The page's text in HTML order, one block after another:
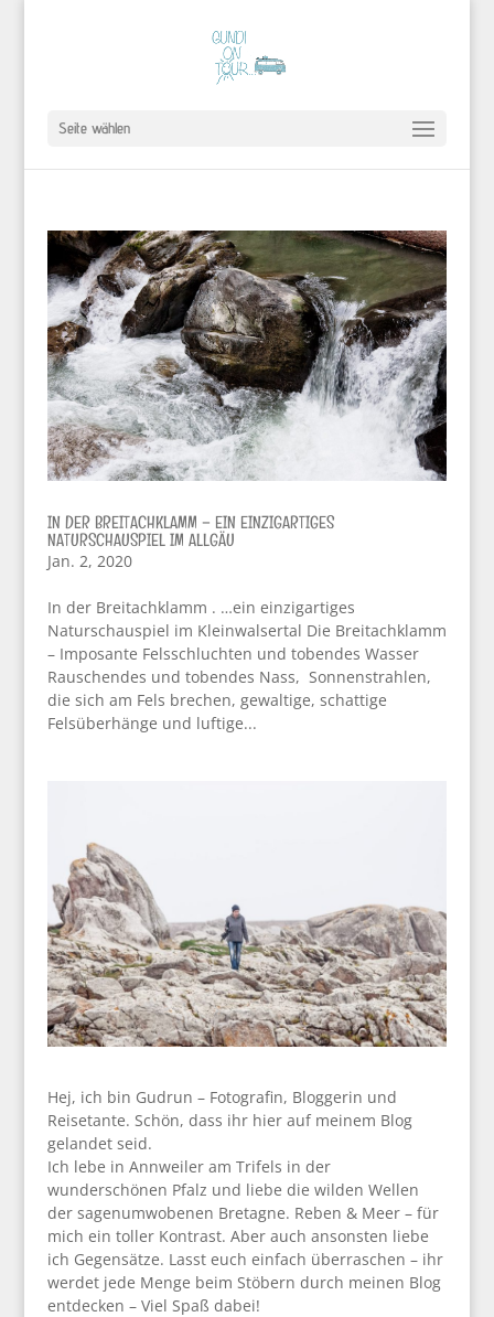
Seite wählen
IN DER BREITACHKLAMM – EIN EINZIGARTIGES
NATURSCHAUSPIEL IM ALLGÄU
Jan. 2, 2020
In der Breitachklamm . …ein einzigartiges
Naturschauspiel im Kleinwalsertal Die Breitachklamm
– Imposante Felsschluchten und tobendes Wasser
Rauschendes und tobendes Nass, Sonnenstrahlen,
die sich am Fels brechen, gewaltige, schattige
Felsüberhänge und luftige...
Hej, ich bin Gudrun – Fotografin, Bloggerin und
Reisetante. Schön, dass ihr hier auf meinem Blog
gelandet seid.
Ich lebe in Annweiler am Trifels in der
wunderschönen Pfalz und liebe die wilden Wellen
der sagenumwobenen Bretagne. Reben & Meer – für
mich ein toller Kontrast. Aber auch ansonsten liebe
ich Gegensätze. Lasst euch einfach überraschen – ihr
werdet jede Menge beim Stöbern durch meinen Blog
entdecken – Viel Spaß dabei!